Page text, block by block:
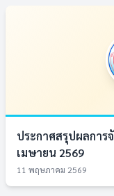
ประกาศสรุปผลการ
เมษายน 2569
11 พฤษภาคม 2569